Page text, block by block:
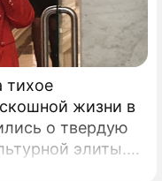
тихое
жизни в
о твердую
элиты.
75-